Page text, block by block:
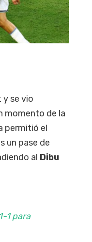
se vio
momento de la
permitió el
un pase de
al Dibu
1 para